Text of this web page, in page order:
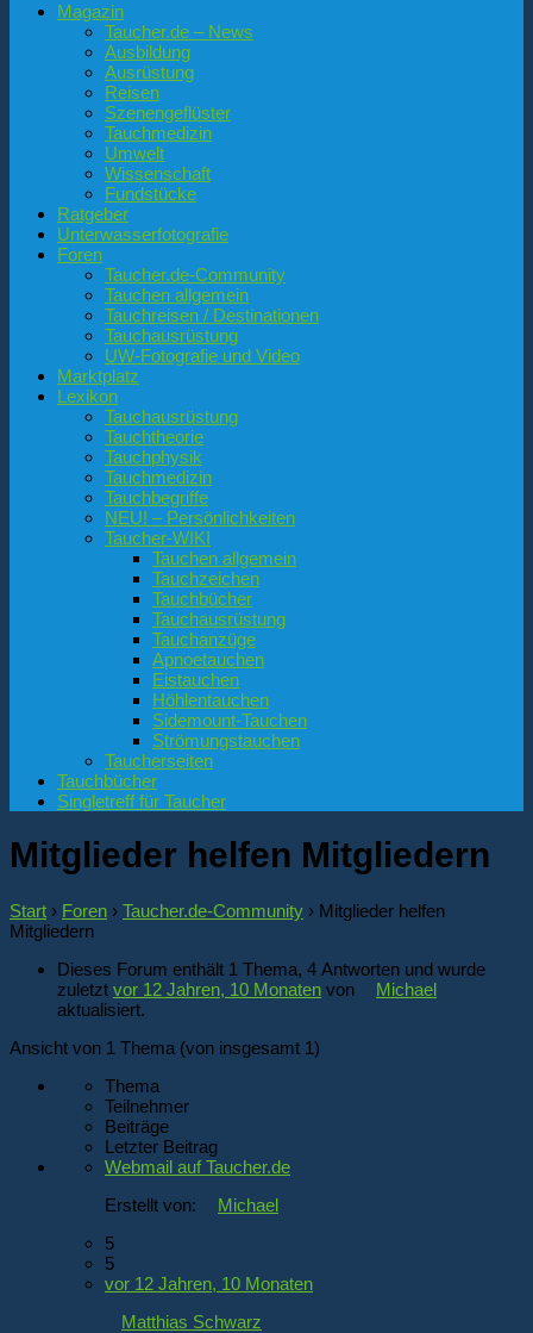
Magazin
Taucher.de – News
Ausbildung
Ausrüstung
Reisen
Szenengeflüster
Tauchmedizin
Umwelt
Wissenschaft
Fundstücke
Ratgeber
Unterwasserfotografie
Foren
Taucher.de-Community
Tauchen allgemein
Tauchreisen / Destinationen
Tauchausrüstung
UW-Fotografie und Video
Marktplatz
Lexikon
Tauchausrüstung
Tauchtheorie
Tauchphysik
Tauchmedizin
Tauchbegriffe
NEU! – Persönlichkeiten
Taucher-WIKI
Tauchen allgemein
Tauchzeichen
Tauchbücher
Tauchausrüstung
Tauchanzüge
Apnoetauchen
Eistauchen
Höhlentauchen
Sidemount-Tauchen
Strömungstauchen
Taucherseiten
Tauchbücher
Singletreff für Taucher
Mitglieder helfen Mitgliedern
Start › Foren › Taucher.de-Community › Mitglieder helfen
Mitgliedern
Dieses Forum enthält 1 Thema, 4 Antworten und wurde
zuletzt vor 12 Jahren, 10 Monaten von
Michael
aktualisiert.
Ansicht von 1 Thema (von insgesamt 1)
Thema
Teilnehmer
Beiträge
Letzter Beitrag
Webmail auf Taucher.de
Erstellt von:
Michael
5
5
vor 12 Jahren, 10 Monaten
Matthias Schwarz